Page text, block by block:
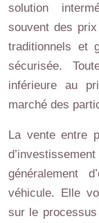
solution
souvent des
traditionnels et
sécurisée.
inférieure au
marché des
La vente entre
généralement
véhicule. Elle
sur le